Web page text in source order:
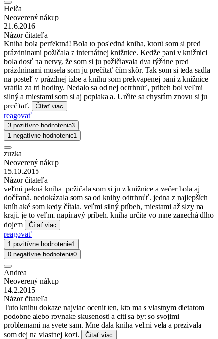
Helča
Neoverený nákup
21.6.2016
Názor čitateľa
Kniha bola perfektná! Bola to posledná kniha, ktorú som si pred
prázdninami požičala z internátnej knižnice. Kedže pani v knižnici
bola dosť na nervy, že som si ju požičiavala dva týždne pred
prázdninami musela som ju prečítať čím skôr. Tak som si teda sadla
na posteľ v prázdnej izbe a knihu som prekvapenej pani z knižnice
vrátila za tri hodiny. Nedalo sa od nej odtrhnúť, príbeh bol veľmi
silný a miestami som si aj poplakala. Určite sa chystám znovu si ju
prečítať.
Čítať viac
reagovať
3 pozitívne hodnotenia3
1 negatívne hodnotenie1
zuzka
Neoverený nákup
15.10.2015
Názor čitateľa
veľmi pekná kniha. požičala som si ju z knižnice a večer bola aj
dočítaná. nedokázala som sa od knihy odtrhnúť. jedna z najlepších
kníh aké som kedy čítala. veľmi silný príbeh, miestami až slzy na
kraji. je to veľmi napínavý príbeh. kniha určite vo mne zanechá dlho
dojem
Čítať viac
reagovať
1 pozitívne hodnotenie1
0 negatívne hodnotenia0
Andrea
Neoverený nákup
14.2.2015
Názor čitateľa
Tuto knihu dokaze najviac ocenit ten, kto ma s vlastnym dietatom
podobne alebo rovnake skusenosti a citi sa byt so svojimi
problemami na svete sam. Mne dala kniha velmi vela a prezivala
som dej na vlastnej kozi.
Čítať viac